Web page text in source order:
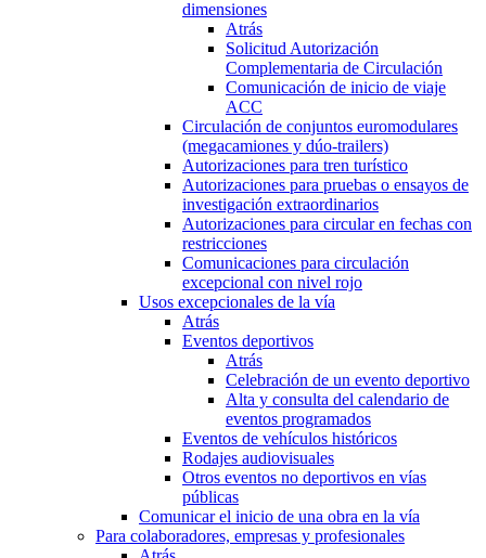
dimensiones
Atrás
Solicitud Autorización
Complementaria de Circulación
Comunicación de inicio de viaje
ACC
Circulación de conjuntos euromodulares
(megacamiones y dúo-trailers)
Autorizaciones para tren turístico
Autorizaciones para pruebas o ensayos de
investigación extraordinarios
Autorizaciones para circular en fechas con
restricciones
Comunicaciones para circulación
excepcional con nivel rojo
Usos excepcionales de la vía
Atrás
Eventos deportivos
Atrás
Celebración de un evento deportivo
Alta y consulta del calendario de
eventos programados
Eventos de vehículos históricos
Rodajes audiovisuales
Otros eventos no deportivos en vías
públicas
Comunicar el inicio de una obra en la vía
Para colaboradores, empresas y profesionales